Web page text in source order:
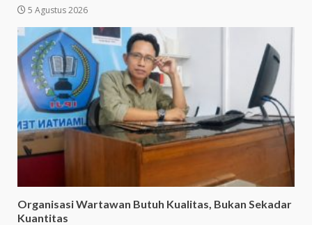
5 Agustus 2026
Organisasi Wartawan Butuh Kualitas, Bukan Sekadar
Kuantitas